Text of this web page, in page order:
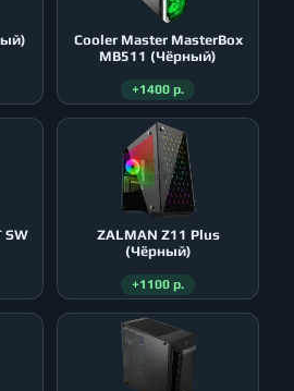
Cooler Master MasterBox
MB511 (Чёрный)
+1400 р.
SW
ZALMAN Z11 Plus
(Чёрный)
+1100 р.